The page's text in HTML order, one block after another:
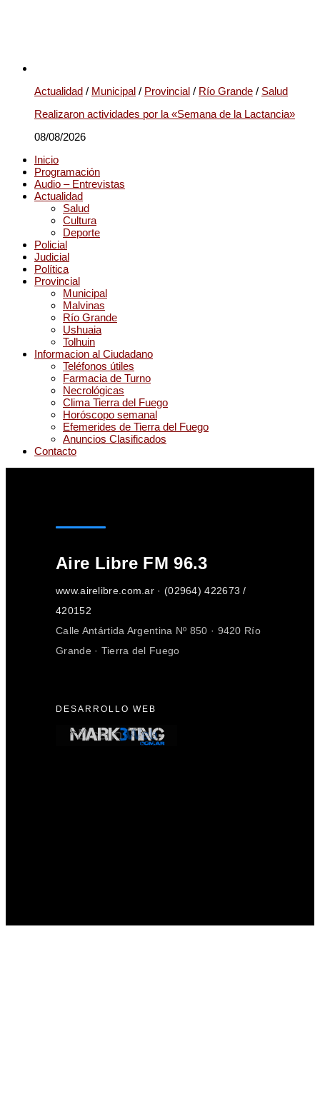
Actualidad / Municipal / Provincial / Río Grande / Salud
Realizaron actividades por la «Semana de la Lactancia»
08/08/2026
Inicio
Programación
Audio – Entrevistas
Actualidad
Salud
Cultura
Deporte
Policial
Judicial
Política
Provincial
Municipal
Malvinas
Río Grande
Ushuaia
Tolhuin
Informacion al Ciudadano
Teléfonos útiles
Farmacia de Turno
Necrológicas
Clima Tierra del Fuego
Horóscopo semanal
Efemerides de Tierra del Fuego
Anuncios Clasificados
Contacto
Aire Libre FM 96.3
www.airelibre.com.ar · (02964) 422673 /
420152
Calle Antártida Argentina Nº 850 · 9420 Río
Grande · Tierra del Fuego
DESARROLLO WEB